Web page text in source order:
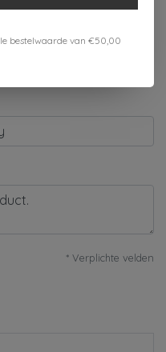
* Verplichte velden
bestelwaarde van €50,00